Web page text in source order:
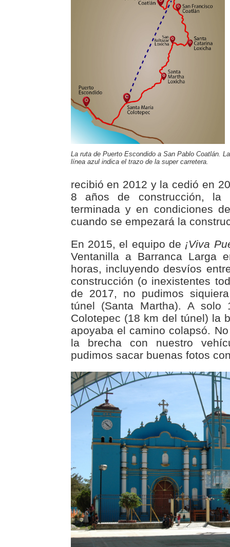
La ruta de Puerto Escondido a San Pablo Coatlán. La
línea azul indica el trazo de la super carretera.
recibió en 2012 y la cedió en
8 años de construcción, la
terminada y en condiciones
cuando se empezará la
En 2015, el equipo de ¡Viva
Ventanilla a Barranca Larga
horas, incluyendo desvíos
construcción (o inexistentes
de 2017, no pudimos
túnel (Santa Martha). A
Colotepec (18 km del túnel) la
apoyaba el camino colapsó.
la brecha con nuestro
pudimos sacar buenas fotos